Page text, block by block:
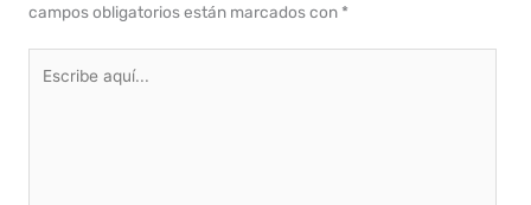
campos obligatorios están marcados con *
aquí...